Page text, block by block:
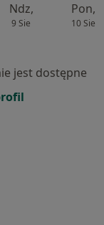
Ndz,
9 Sie
Pon,
10 Sie
jest dostępne